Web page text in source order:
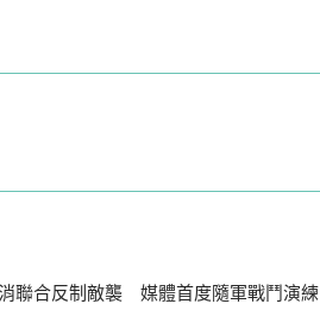
聯合反制敵襲 媒體首度隨軍戰鬥演練